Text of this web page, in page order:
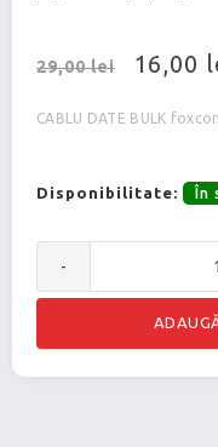
29,00 lei 16,00
CABLU DATE BULK
Disponibilitate: În
-